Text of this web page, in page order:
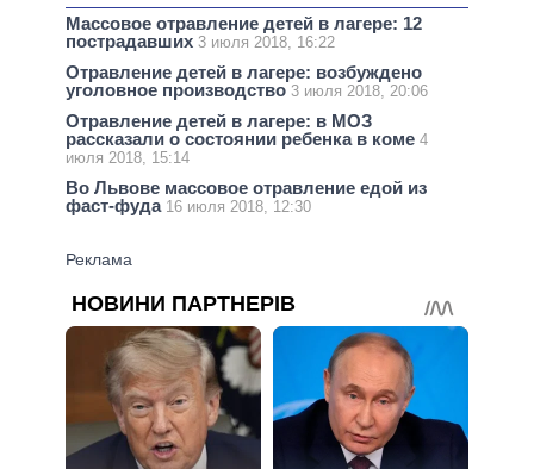
Массовое отравление детей в лагере: 12
пострадавших 3 июля 2018, 16:22
Отравление детей в лагере: возбуждено
уголовное производство 3 июля 2018, 20:06
Отравление детей в лагере: в МОЗ
рассказали о состоянии ребенка в коме 4
июля 2018, 15:14
Во Львове массовое отравление едой из
фаст-фуда 16 июля 2018, 12:30